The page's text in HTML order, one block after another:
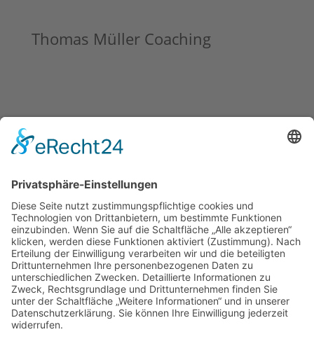
Thomas Müller Coaching
Ziele, Träume und Visionen verwirklichen kannst!
Blog
Newsletter
Rechtliches
Impressum